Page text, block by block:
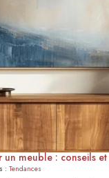
un meuble : conseils
: Tendances